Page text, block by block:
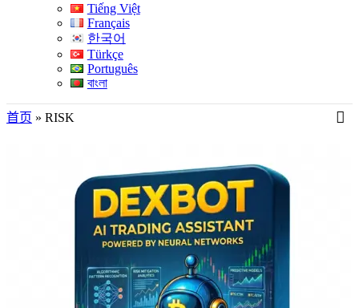
Tiếng Việt
Français
한국어
Türkçe
Português
বাংলা
首页 » RISK